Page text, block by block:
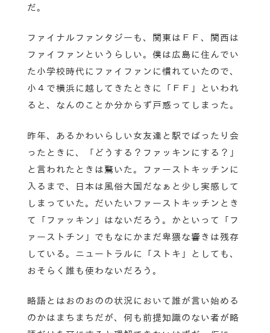
だ。
ファイナルファンタジーも、関東はＦＦ、関西は
ファイファンというらしい。僕は広島に住んでい
た小学校時代にファイファンに慣れていたので、
小４で横浜に越してきたときに「ＦＦ」といわれ
ると、なんのことか分からず戸惑ってしまった。
昨年、あるかわいらしい女友達と駅でばったり会
ったときに、「どうする？ファッキンにする？」
と言われたときは驚いた。ファーストキッチンに
入るまで、日本は風俗大国だなぁと少し実感して
しまっていた。だいたいファーストキッチンとき
て「ファッキン」はないだろう。かといって「フ
ァーストチン」でもなにかまだ卑猥な響きは残存
している。ニュートラルに「ストキ」としても、
おそらく誰も使わないだろう。
略語とはおのおのの状況において誰が言い始める
のかはまちまちだが、何も前提知識のない者が略